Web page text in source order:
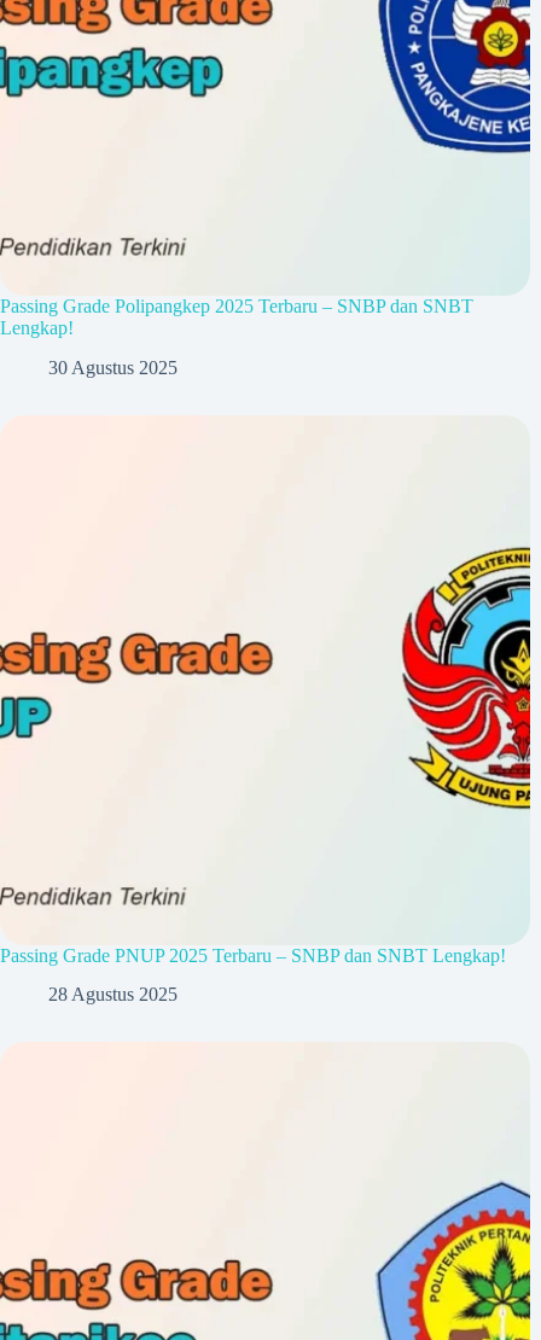
Passing Grade Polipangkep 2025 Terbaru – SNBP dan SNBT
Lengkap!
30 Agustus 2025
Passing Grade PNUP 2025 Terbaru – SNBP dan SNBT Lengkap!
28 Agustus 2025